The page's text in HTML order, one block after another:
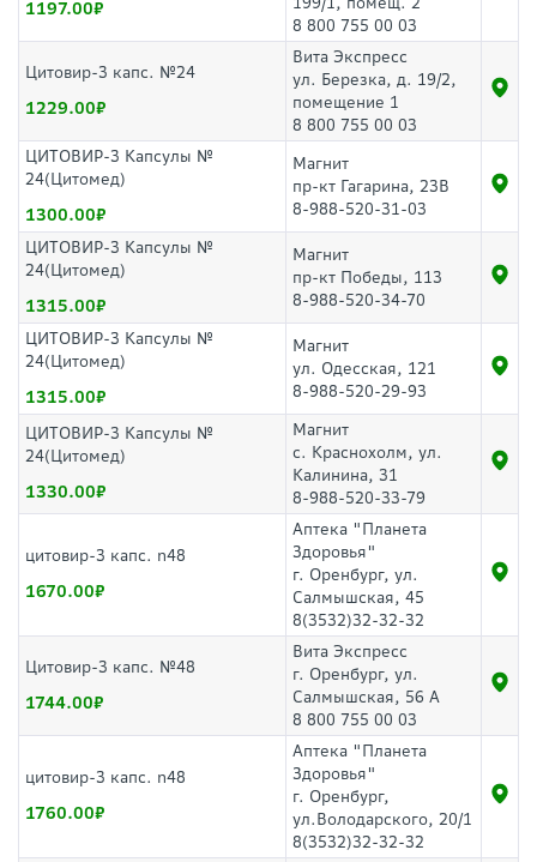
1197.00
8 800 755 00 03
Цитовир-3 капс. №24
1229.00
Вита Экспресс
ул. Березка, д. 19/2,
помещение 1
8 800 755 00 03
ЦИТОВИР-3 Капсулы №
24(Цитомед)
1300.00
Магнит
пр-кт Гагарина, 23В
8-988-520-31-03
ЦИТОВИР-3 Капсулы №
24(Цитомед)
1315.00
Магнит
пр-кт Победы, 113
8-988-520-34-70
ЦИТОВИР-3 Капсулы №
24(Цитомед)
1315.00
Магнит
ул. Одесская, 121
8-988-520-29-93
ЦИТОВИР-3 Капсулы №
24(Цитомед)
1330.00
Магнит
с. Краснохолм, ул.
Калинина, 31
8-988-520-33-79
цитовир-3 капс. n48
1670.00
Аптека "Планета
Здоровья"
г. Оренбург, ул.
Салмышская, 45
8(3532)32-32-32
Цитовир-3 капс. №48
1744.00
Вита Экспресс
г. Оренбург, ул.
Салмышская, 56 А
8 800 755 00 03
цитовир-3 капс. n48
1760.00
Аптека "Планета
Здоровья"
г. Оренбург,
ул.Володарского, 20/1
8(3532)32-32-32